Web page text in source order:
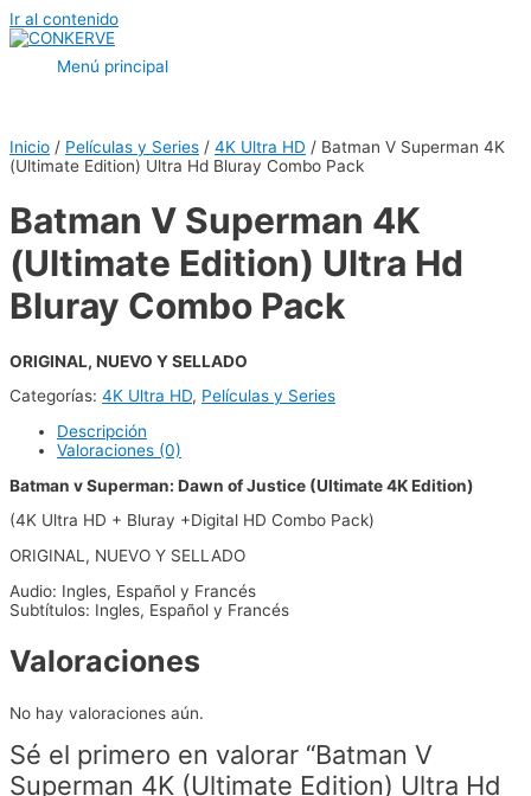
Ir al contenido
Menú principal
Inicio / Películas y Series / 4K Ultra HD / Batman V Superman 4K
(Ultimate Edition) Ultra Hd Bluray Combo Pack
Batman V Superman 4K
(Ultimate Edition) Ultra Hd
Bluray Combo Pack
ORIGINAL, NUEVO Y SELLADO
Categorías: 4K Ultra HD, Películas y Series
Descripción
Valoraciones (0)
Batman v Superman: Dawn of Justice (Ultimate 4K Edition)
(4K Ultra HD + Bluray +Digital HD Combo Pack)
ORIGINAL, NUEVO Y SELLADO
Audio: Ingles, Español y Francés
Subtítulos: Ingles, Español y Francés
Valoraciones
No hay valoraciones aún.
Sé el primero en valorar “Batman V
Superman 4K (Ultimate Edition) Ultra Hd